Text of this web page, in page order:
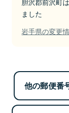
ました
岩手県の変更
他の郵便番